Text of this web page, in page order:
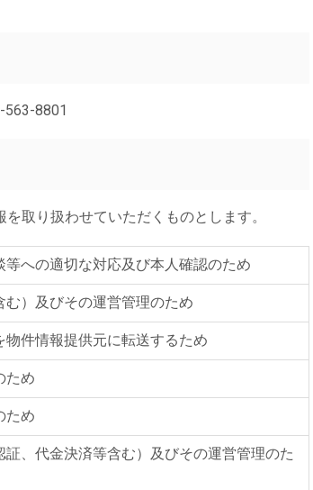
563-8801
取り扱わせていただくものとします。
への適切な対応及び本人確認のため
）及びその運営管理のため
件情報提供元に転送するため
ため
ため
、代金決済等含む）及びその運営管理のた